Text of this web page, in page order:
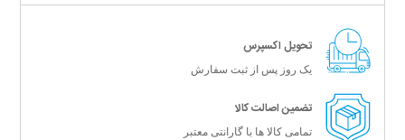
تحویل اکسپرس
یک روز پس از ثبت سفارش
تضمین اصالت کالا
تمامی کالا ها با گارانتی معتبر